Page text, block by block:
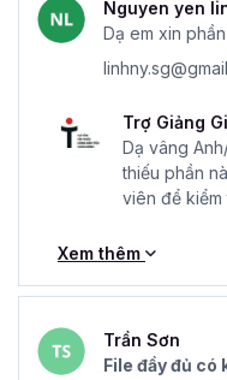
dựng Mô hình Tài
khóa học online
các câu hỏi, thắc mắc
chóng, đầy đủ và chi
Khóa học có cung
vào tình huống cụ
Có, để người học có
học có cung cấp
xây dựng Mô hình tài
nào.
Khóa học Phân tích
Nguyen yen
Dạ em xin
Trợ Giảng
Dạ vâng
thiếu phần
viên để
Xem thêm
Trần Sơn
File đầy đủ có